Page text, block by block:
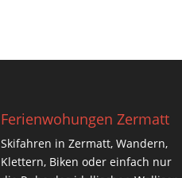
Ferienwohungen Zermatt
Skifahren in Zermatt, Wandern,
Klettern, Biken oder einfach nur